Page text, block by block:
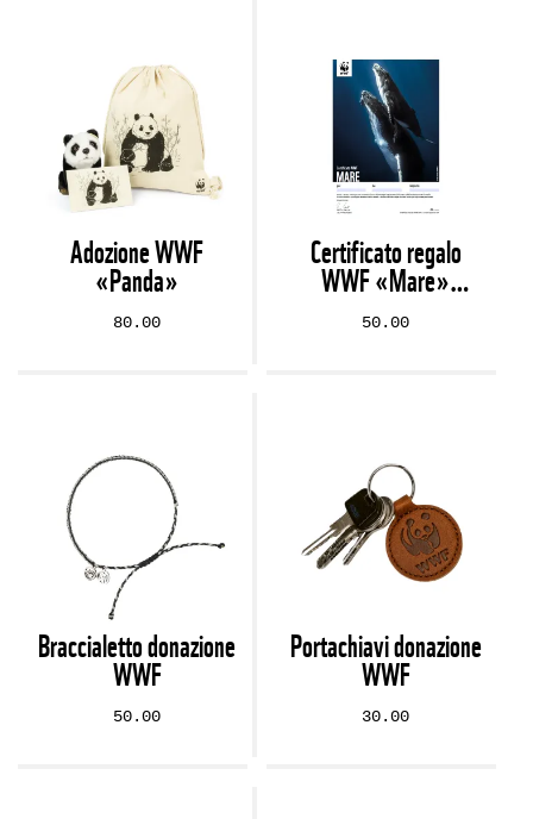
Adozione WWF
«Panda»
80.00
Certificato regalo
WWF «Mare»
(digitale)
50.00
Braccialetto donazione
WWF
50.00
Portachiavi donazione
WWF
30.00